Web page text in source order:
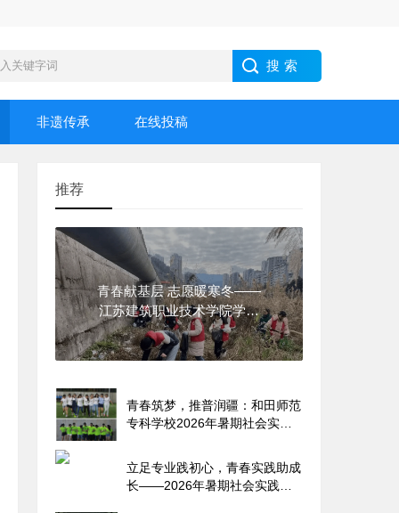
非遗传承 在线投稿
推荐
青春献基层 志愿暖寒冬——
江苏建筑职业技术学院学子
2026年
青春筑梦，推普润疆：和田师范
专科学校2026年暑期社会实践
立足专业践初心，青春实践助成
长——2026年暑期社会实践报